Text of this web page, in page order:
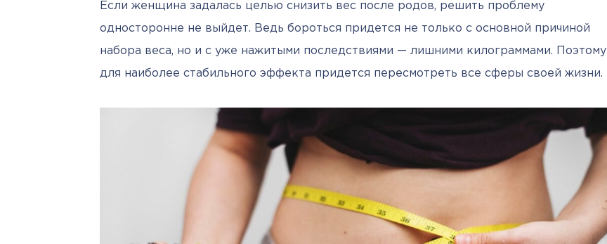
Если женщина задалась целью снизить вес после родов, решить проблему
односторонне не выйдет. Ведь бороться придется не только с основной причиной
набора веса, но и с уже нажитыми последствиями — лишними килограммами. Поэтому
для наиболее стабильного эффекта придется пересмотреть все сферы своей жизни.